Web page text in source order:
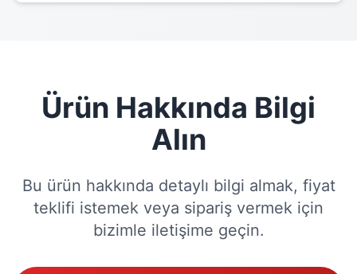
Ürün Hakkında Bilgi
Alın
Bu ürün hakkında detaylı bilgi almak, fiyat
teklifi istemek veya sipariş vermek için
bizimle iletişime geçin.